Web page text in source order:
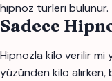
hipnoz türleri bulunur.
Sadece
Hipnozla kilo verilir mi
yüzünden kilo